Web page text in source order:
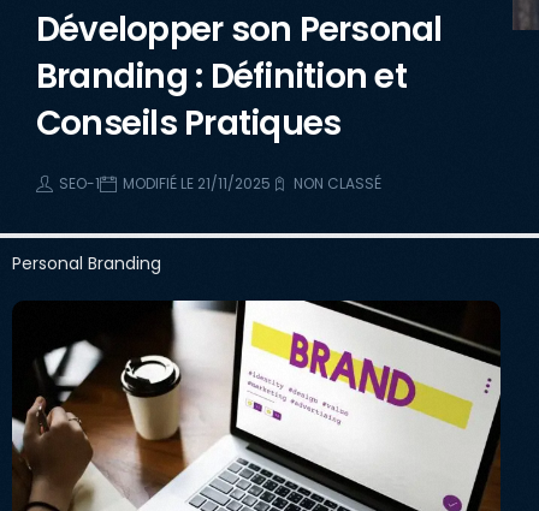
Développer son Personal
Branding : Définition et
Conseils Pratiques
SEO-1 MODIFIÉ LE 21/11/2025 NON CLASSÉ
Personal Branding